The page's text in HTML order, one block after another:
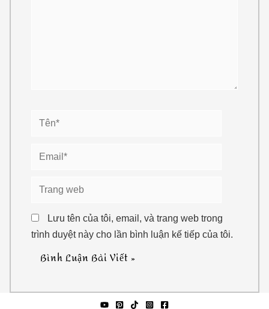
Tên*
Email*
Trang
Lưu tên của tôi, email, và trang web trong
trình duyệt này cho lần bình luận kế tiếp của tôi.